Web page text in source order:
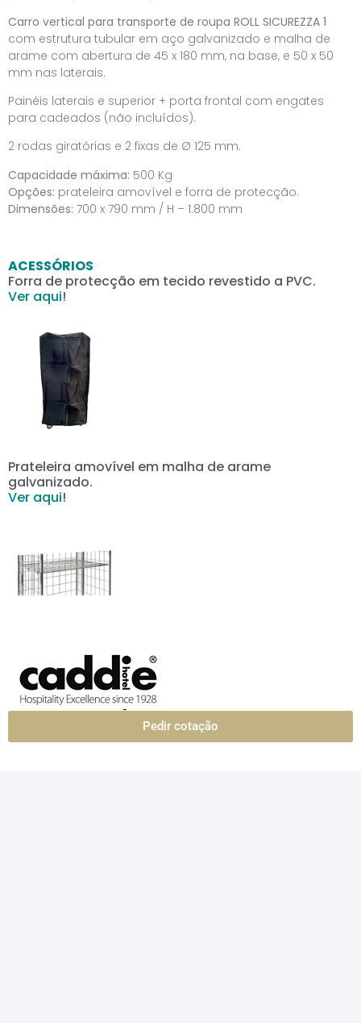
Carro vertical para transporte de roupa ROLL SICUREZZA 1
com estrutura tubular em aço galvanizado e malha de
arame com abertura de 45 x 180 mm, na base, e 50 x 50
mm nas laterais.
Painéis laterais e superior + porta frontal com engates
para cadeados (não incluídos).
2 rodas giratórias e 2 fixas de Ø 125 mm.
Capacidade máxima: 500 Kg
Opções: prateleira amovível e forra de protecção.
Dimensões: 700 x 790 mm / H – 1.800 mm
ACESSÓRIOS
Forra de protecção em tecido revestido a PVC.
Ver aqui!
Prateleira amovível em malha de arame
galvanizado.
Ver aqui!
Pedir cotação